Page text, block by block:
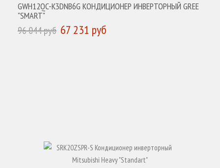
GWH12QC-K3DNB6G КОНДИЦИОНЕР ИНВЕРТОРНЫЙ GREE
"SMART"
96 044 руб 67 231 руб